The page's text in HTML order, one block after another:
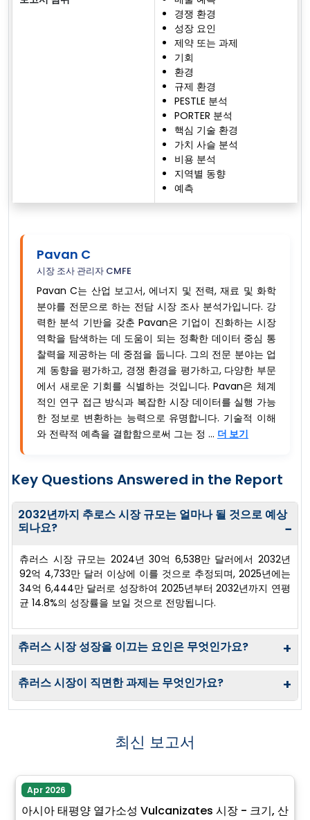
경쟁 환경
성장 요인
제약 또는 과제
기회
환경
규제 환경
PESTLE 분석
PORTER 분석
핵심 기술 환경
가치 사슬 분석
비용 분석
지역별 동향
예측
Pavan C
시장 조사 관리자 CMFE
Pavan C는 산업 보고서, 에너지 및 전력, 재료 및 화학
분야를 전문으로 하는 전담 시장 조사 분석가입니다. 강
력한 분석 기반을 갖춘 Pavan은 기업이 진화하는 시장
역학을 탐색하는 데 도움이 되는 정확한 데이터 중심 통
찰력을 제공하는 데 중점을 둡니다. 그의 전문 분야는 업
계 동향을 평가하고, 경쟁 환경을 평가하고, 다양한 부문
에서 새로운 기회를 식별하는 것입니다. Pavan은 체계
적인 연구 접근 방식과 복잡한 시장 데이터를 실행 가능
한 정보로 변환하는 능력으로 유명합니다. 기술적 이해
와 전략적 예측을 결합함으로써 그는 정 ... 더 보기
Key Questions Answered in the Report
2032년까지 추로스 시장 규모는 얼마나 될 것으로 예상
되나요?
−
츄러스 시장 규모는 2024년 30억 6,538만 달러에서 2032년
92억 4,733만 달러 이상에 이를 것으로 추정되며, 2025년에는
34억 6,444만 달러로 성장하여 2025년부터 2032년까지 연평
균 14.8%의 성장률을 보일 것으로 전망됩니다.
츄러스 시장 성장을 이끄는 요인은 무엇인가요? +
츄러스 시장이 직면한 과제는 무엇인가요? +
최신 보고서
Apr 2026
아시아 태평양 열가소성 Vulcanizates 시장 - 크기, 산